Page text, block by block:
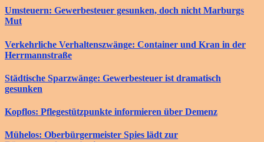
Umsteuern: Gewerbesteuer gesunken, doch nicht Marburgs
Mut
Verkehrliche Verhaltenszwänge: Container und Kran in der
Herrmannstraße
Städtische Sparzwänge: Gewerbesteuer ist dramatisch
gesunken
Kopflos: Pflegestützpunkte informieren über Demenz
Mühelos: Oberbürgermeister Spies lädt zur